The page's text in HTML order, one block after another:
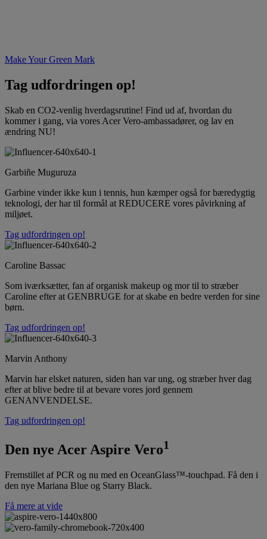
Make Your Green Mark
Tag udfordringen op!
Skab en CO2-venlig hverdagsrutine! Find ud af, hvordan du
kommer i gang, via vores Acer Vero-ambassadører, og lav en
ændring NU!
Garbiñe Muguruza
Garbine vinder ikke kun i tennis, hun kæmper også for bæredygtig
teknologi, der har til formål at REDUCERE vores påvirkning af
miljøet.
Tag udfordringen op!
Caroline Bassac
Som iværksætter, fan af organisk makeup og mor til to stræber
Caroline efter at GENBRUGE for at skabe en bedre verden for sine
børn.
Tag udfordringen op!
Marvin Anthony
Marvin har elsket naturen, siden han var ung, og stræber hver dag
efter at blive bedre til at bevare vores jord gennem
GENANVENDELSE.
Tag udfordringen op!
Den nye Acer Aspire Vero1
Fremstillet af PCR og nu med en OceanGlass™-touchpad. Få den i
den nye Mariana Blue og Starry Black.
Få mere at vide